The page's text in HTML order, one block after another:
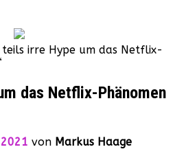
teils irre Hype um das Netflix-
das Netflix-Phänomen
von Markus Haage